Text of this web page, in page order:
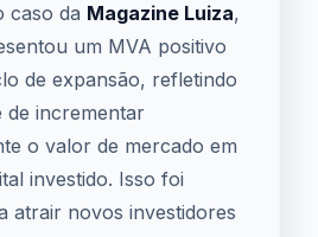
caso da Magazine Luiza,
um MVA positivo
de expansão, refletindo
de incrementar
o valor de mercado em
investido. Isso foi
atrair novos investidores